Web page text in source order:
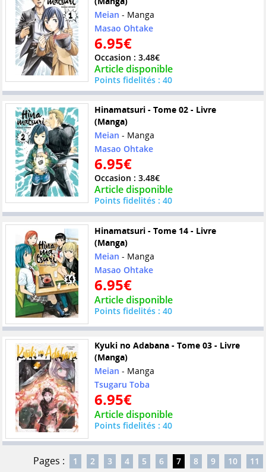
Meian - Manga
Masao Ohtake
6.95€
Occasion : 3.48€
Article disponible
Points fidelités : 40
Hinamatsuri - Tome 02 - Livre
(Manga)
Meian - Manga
Masao Ohtake
6.95€
Occasion : 3.48€
Article disponible
Points fidelités : 40
Hinamatsuri - Tome 14 - Livre
(Manga)
Meian - Manga
Masao Ohtake
6.95€
Article disponible
Points fidelités : 40
Kyuki no Adabana - Tome 03 - Livre
(Manga)
Meian - Manga
Tsugaru Toba
6.95€
Article disponible
Points fidelités : 40
Pages : 1 2 3 4 5 6 7 8 9 10 11